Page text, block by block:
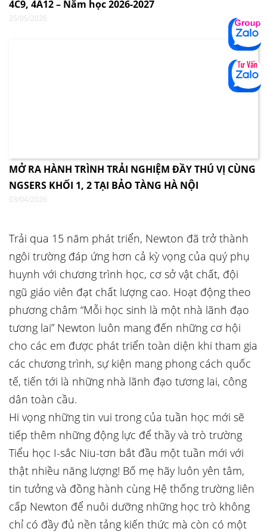
4C9, 4A12 – Năm học 2026-2027
25/05/2026
MỞ RA HÀNH TRÌNH TRẢI NGHIỆM ĐẦY THÚ VỊ CÙNG
NGSERS KHỐI 1, 2 TẠI BẢO TÀNG HÀ NỘI
03/04/2026
Trải qua 15 năm phát triển, Newton đã trở thành
ngôi trường đáp ứng hơn cả kỳ vọng của quý phụ
huynh với chương trình học, cơ sở vật chất, đội
ngũ giáo viên đạt chất lượng cao. Hoạt động theo
phương châm “Mỗi học sinh là một nhà lãnh đạo
tương lai” Newton luôn mang đến những cơ hội
cho các em được phát triển toàn diện khi tham gia
các chương trình, sự kiện mang phong cách quốc
tế, tiến tới là những nhà lãnh đạo tương lai, công
dân toàn cầu.
Hi vọng những tin vui trong của tuần học mới sẽ
tiếp thêm những động lực để thầy và trò trường
Tiểu học I-sắc Niu-tơn bắt đầu một tuần mới với
thật nhiều năng lượng! Bố mẹ hãy luôn yên tâm,
tin tưởng và đồng hành cùng Hệ thống trường liên
cấp Newton để nuôi dưỡng những học trò không
chỉ có đầy đủ nền tảng kiến thức mà còn có một